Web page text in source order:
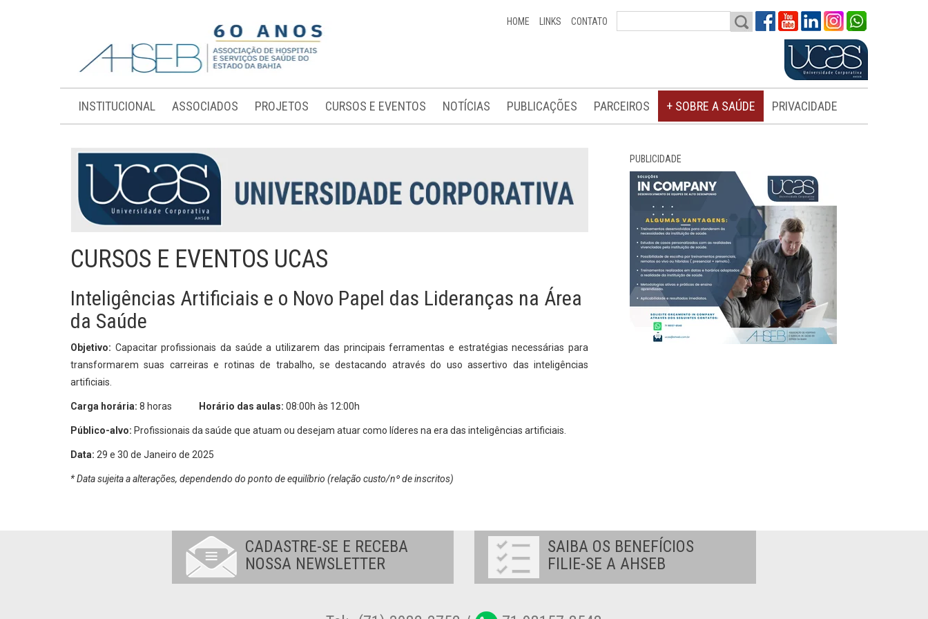
HOME LINKS CONTATO
INSTITUCIONAL ASSOCIADOS PROJETOS CURSOS E EVENTOS NOTÍCIAS PUBLICAÇÕES PARCEIROS + SOBRE A SAÚDE PRIVACIDADE
CURSOS E EVENTOS UCAS
Inteligências Artificiais e o Novo Papel das Lideranças na Área
da Saúde
Objetivo: Capacitar profissionais da saúde a utilizarem das principais ferramentas e estratégias necessárias para
transformarem suas carreiras e rotinas de trabalho, se destacando através do uso assertivo das inteligências
artificiais.
Carga horária: 8 horas Horário das aulas: 08:00h às 12:00h
Público-alvo: Profissionais da saúde que atuam ou desejam atuar como líderes na era das inteligências artificiais.
Data: 29 e 30 de Janeiro de 2025
* Data sujeita a alterações, dependendo do ponto de equilíbrio (relação custo/nº de inscritos)
PUBLICIDADE
CADASTRE-SE E RECEBA
NOSSA NEWSLETTER
SAIBA OS BENEFÍCIOS
FILIE-SE A AHSEB